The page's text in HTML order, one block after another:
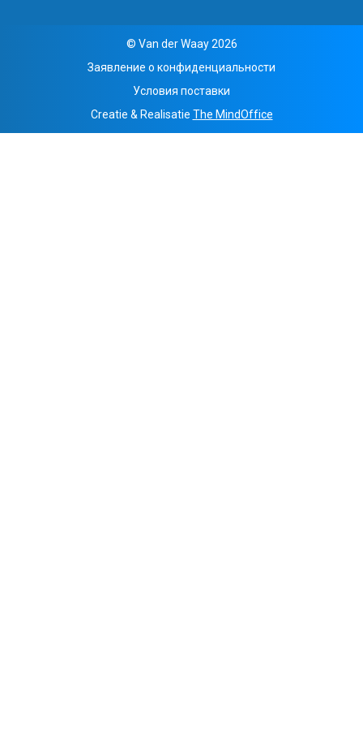
© Van der Waay 2026
Заявление о конфиденциальности
Условия поставки
Creatie & Realisatie The MindOffice